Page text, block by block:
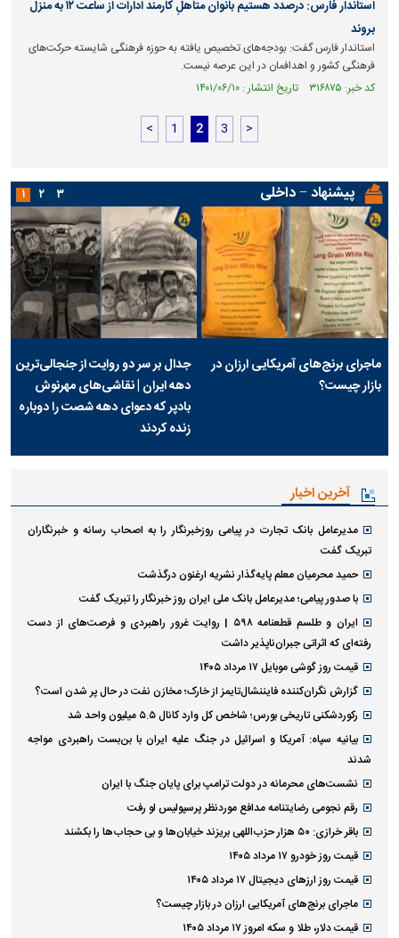
استاندار فارس: درصدد هستیم بانوان متاهلِ کارمند ادارات از ساعت ۱۲ به منزل
بروند
استاندار فارس گفت: بودجه‌های تخصیص یافته به حوزه فرهنگی شایسته حرکت‌های
فرهنگی کشور و اهدافمان در این عرصه نیست.
کد خبر: ۳۱۶۸۷۵ تاریخ انتشار : ۱۴۰۱/۰۶/۱۰
< 1 2 3 >
پیشنهاد − داخلی
ماجرای برنج‌های آمریکایی ارزان در
بازار چیست؟
جدال بر سر دو روایت از جنجالی‌ترین
دهه ایران | نقاشی‌های مهرنوش
بادپر که دعوای دهه شصت را دوباره
زنده کردند
۱ ۲ ۳
آخرین اخبار
مدیرعامل بانک تجارت در پیامی روزخبرنگار را به اصحاب رسانه و خبرنگاران
تبریک گفت
حمید محرمیان معلم پایه‌گذار نشریه ارغنون درگذشت
با صدور پیامی؛ مدیرعامل بانک ملی ایران روز خبرنگار را تبریک گفت
ایران و طلسم قطعنامه ۵۹۸ | روایت غرور راهبردی و فرصت‌های از دست
رفته‌ای که اثراتی جبران‌ناپذیر داشت
قیمت روز گوشی موبایل ۱۷ مرداد ۱۴۰۵
گزارش نگران‌کننده فایننشال‌تایمز از خارک؛ مخازن نفت در حال پر شدن است؟
رکوردشکنی تاریخی بورس؛ شاخص کل وارد کانال ۵.۵ میلیون واحد شد
بیانیه سپاه: آمریکا و اسرائیل در جنگ علیه ایران با بن‌بست راهبردی مواجه
شدند
نشست‌های محرمانه در دولت ترامپ برای پایان جنگ با ایران
رقم نجومی رضایتنامه مدافع موردنظر پرسپولیس لو رفت
باقر خرازی: ۵۰ هزار حزب‌اللهی بریزند خیابان‌ها و بی حجاب‌ها را بکشند
قیمت روز خودرو ۱۷ مرداد ۱۴۰۵
قیمت روز ارز‌های دیجیتال ۱۷ مرداد ۱۴۰۵
ماجرای برنج‌های آمریکایی ارزان در بازار چیست؟
قیمت دلار، طلا و سکه امروز ۱۷ مرداد ۱۴۰۵